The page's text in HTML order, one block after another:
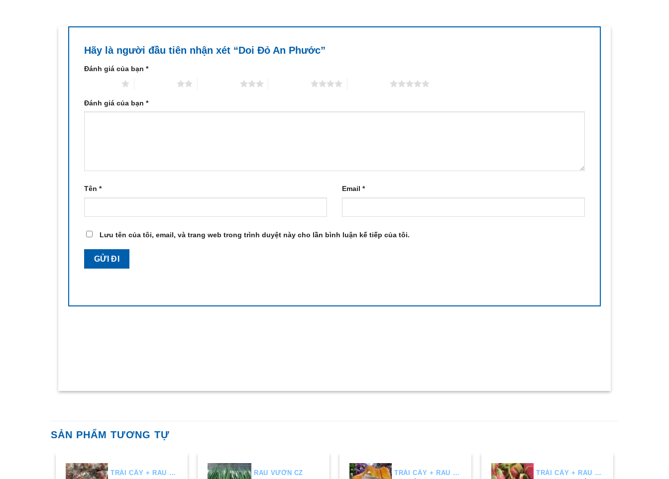
Hãy là người đầu tiên nhận xét “Doi Đỏ An Phước”
Đánh giá của bạn *
Đánh giá của bạn *
Tên * Email *
Lưu tên của tôi, email, và trang web trong trình duyệt này cho lần bình luận kế tiếp của tôi.
SẢN PHẨM TƯƠNG TỰ
TRÁI CÂY + RAU AIR RAU VƯỜN CZ TRÁI CÂY + RAU AIR TRÁI CÂY + RAU AIR